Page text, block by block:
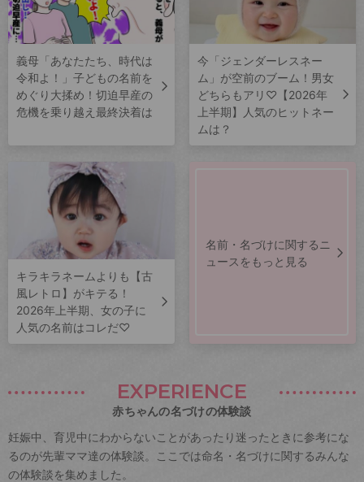
義母「あなたたち、時代は
令和よ！」子どもの名前を
めぐり大揉め！切迫早産の
危機を乗り越え最終決着は
今「ジェンダーレスネー
ム」が空前のブーム！男女
どちらもアリ♡【2026年
上半期】人気のヒットネー
ムは？
キラキラネームよりも【古
風レトロ】がキテる！
2026年上半期、女の子に
人気の名前はコレだ♡
名前・名づけに関するニ
ュースをもっと見る
EXPERIENCE
赤ちゃんの名づけの体験談
妊娠中、育児中にわからないことがあったり迷ったときに参考にな
るのが先輩ママ達の体験談。ここでは命名・名づけに関するみんな
の体験談を集めました。